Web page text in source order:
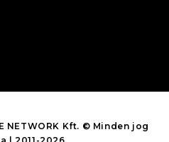
NETWORK Kft. © Minden jog